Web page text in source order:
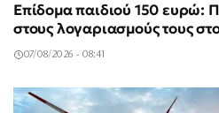
Επίδομα παιδιού 150 ευρώ:
στους λογαριασμούς τους
07/08/2026 - 08:41